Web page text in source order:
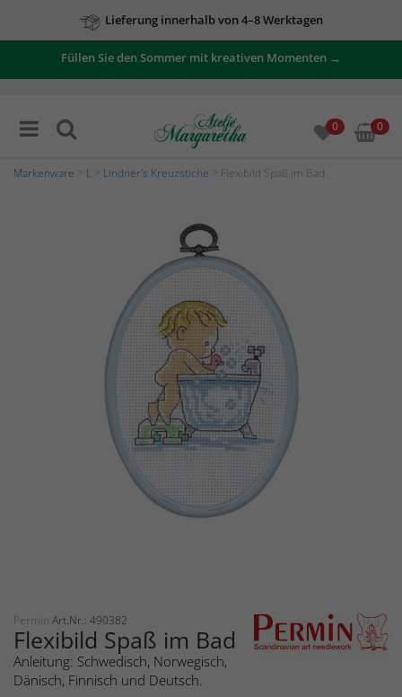
Lieferung innerhalb von 4–8 Werktagen
Füllen Sie den Sommer mit kreativen Momenten →
0 0
Markenware L Lindner's Kreuzstiche > Flexibild Spaß im Bad
Permin Art.Nr.: 490382
Flexibild Spaß im Bad
Anleitung: Schwedisch, Norwegisch,
Dänisch, Finnisch und Deutsch.